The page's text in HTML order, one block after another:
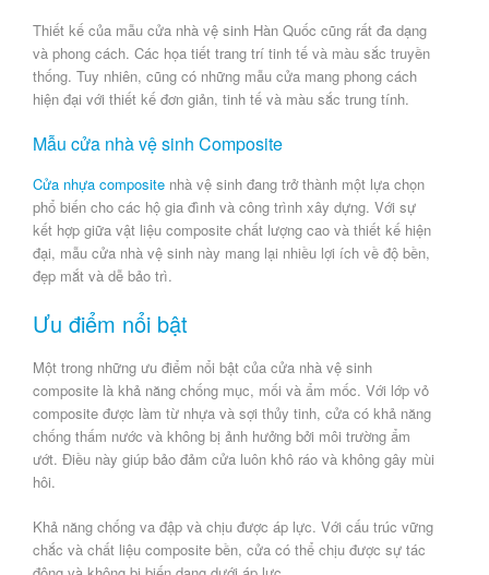
Thiết kế của mẫu cửa nhà vệ sinh Hàn Quốc cũng rất đa dạng
và phong cách. Các họa tiết trang trí tinh tế và màu sắc truyền
thống. Tuy nhiên, cũng có những mẫu cửa mang phong cách
hiện đại với thiết kế đơn giản, tinh tế và màu sắc trung tính.
Mẫu cửa nhà vệ sinh Composite
Cửa nhựa composite nhà vệ sinh đang trở thành một lựa chọn
phổ biến cho các hộ gia đình và công trình xây dựng. Với sự
kết hợp giữa vật liệu composite chất lượng cao và thiết kế hiện
đại, mẫu cửa nhà vệ sinh này mang lại nhiều lợi ích về độ bền,
đẹp mắt và dễ bảo trì.
Ưu điểm nổi bật
Một trong những ưu điểm nổi bật của cửa nhà vệ sinh
composite là khả năng chống mục, mối và ẩm mốc. Với lớp vỏ
composite được làm từ nhựa và sợi thủy tinh, cửa có khả năng
chống thấm nước và không bị ảnh hưởng bởi môi trường ẩm
ướt. Điều này giúp bảo đảm cửa luôn khô ráo và không gây mùi
hôi.
Khả năng chống va đập và chịu được áp lực. Với cấu trúc vững
chắc và chất liệu composite bền, cửa có thể chịu được sự tác